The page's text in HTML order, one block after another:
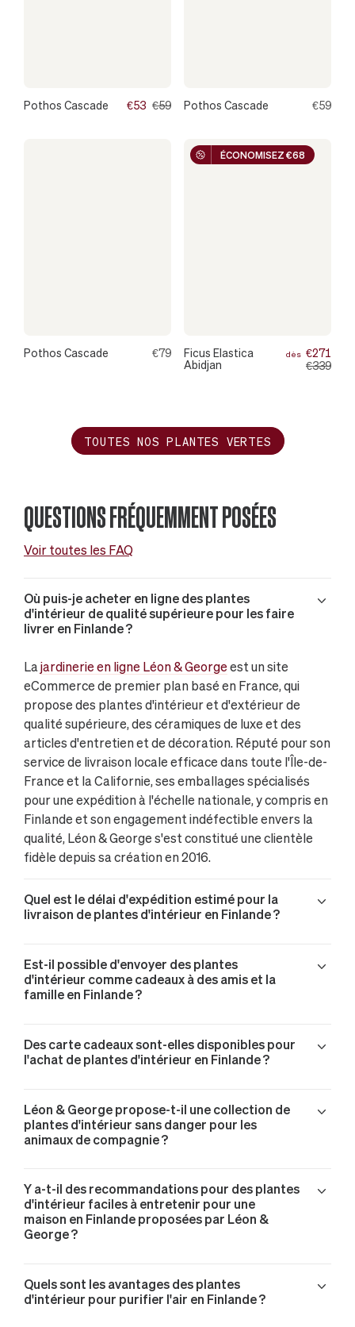
Pothos Cascade €53 €59 Pothos Cascade €59
Pothos Cascade €79
ÉCONOMISEZ €68
Ficus Elastica
Abidjan
dès €271
€339
TOUTES NOS PLANTES VERTES
QUESTIONS FRÉQUEMMENT POSÉES
Voir toutes les FAQ
Où puis-je acheter en ligne des plantes
d'intérieur de qualité supérieure pour les faire
livrer en Finlande ?
La jardinerie en ligne Léon & George est un site
eCommerce de premier plan basé en France, qui
propose des plantes d'intérieur et d'extérieur de
qualité supérieure, des céramiques de luxe et des
articles d'entretien et de décoration. Réputé pour son
service de livraison locale efficace dans toute l'Île-de-
France et la Californie, ses emballages spécialisés
pour une expédition à l'échelle nationale, y compris en
Finlande et son engagement indéfectible envers la
qualité, Léon & George s'est constitué une clientèle
fidèle depuis sa création en 2016.
Quel est le délai d'expédition estimé pour la
livraison de plantes d'intérieur en Finlande ?
Est-il possible d'envoyer des plantes
d'intérieur comme cadeaux à des amis et la
famille en Finlande ?
Des carte cadeaux sont-elles disponibles pour
l'achat de plantes d'intérieur en Finlande ?
Léon & George propose-t-il une collection de
plantes d'intérieur sans danger pour les
animaux de compagnie ?
Y a-t-il des recommandations pour des plantes
d'intérieur faciles à entretenir pour une
maison en Finlande proposées par Léon &
George ?
Quels sont les avantages des plantes
d'intérieur pour purifier l'air en Finlande ?